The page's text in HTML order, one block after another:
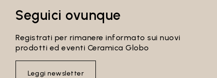
Seguici ovunque
Registrati per rimanere informato sui nuovi
prodotti ed eventi Ceramica Globo
Leggi newsletter